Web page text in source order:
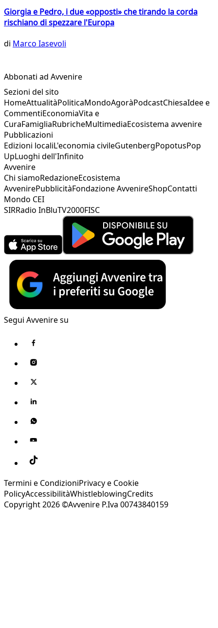
Giorgia e Pedro, i due «opposti» che tirando la corda
rischiano di spezzare l'Europa
di Marco Iasevoli
Abbonati ad Avvenire
Sezioni del sito
HomeAttualitàPoliticaMondoAgoràPodcastChiesaIdee e
CommentiEconomiaVita e
CuraFamigliaRubricheMultimediaEcosistema avvenire
Pubblicazioni
Edizioni localiL'economia civileGutenbergPopotusPop
UpLuoghi dell'Infinito
Avvenire
Chi siamoRedazioneEcosistema
AvvenirePubblicitàFondazione AvvenireShopContatti
Mondo CEI
SIRRadio InBluTV2000FISC
Segui Avvenire su
Termini e CondizioniPrivacy e Cookie
PolicyAccessibilitàWhistleblowingCredits
Copyright 2026 ©Avvenire P.Iva 00743840159